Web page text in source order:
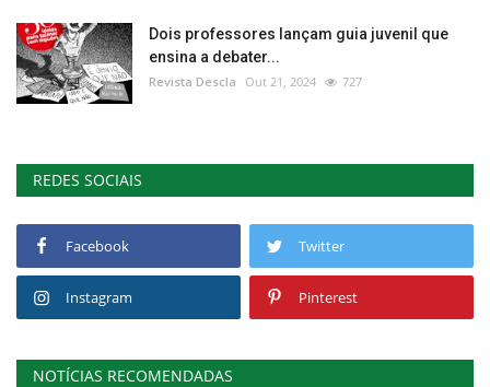
Dois professores lançam guia juvenil que
ensina a debater...
Revista Descla Out 21, 2024 727
REDES SOCIAIS
Facebook Twitter
Instagram Pinterest
NOTÍCIAS RECOMENDADAS